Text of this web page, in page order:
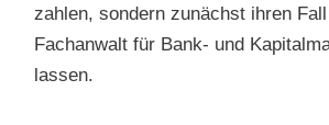
zahlen, sondern zunächst ihren
Fachanwalt für Bank- und
lassen.